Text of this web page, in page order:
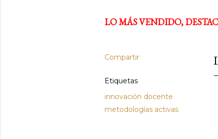
LO MÁS VENDIDO,
Compartir
Etiquetas
innovación docente
metodologías activas